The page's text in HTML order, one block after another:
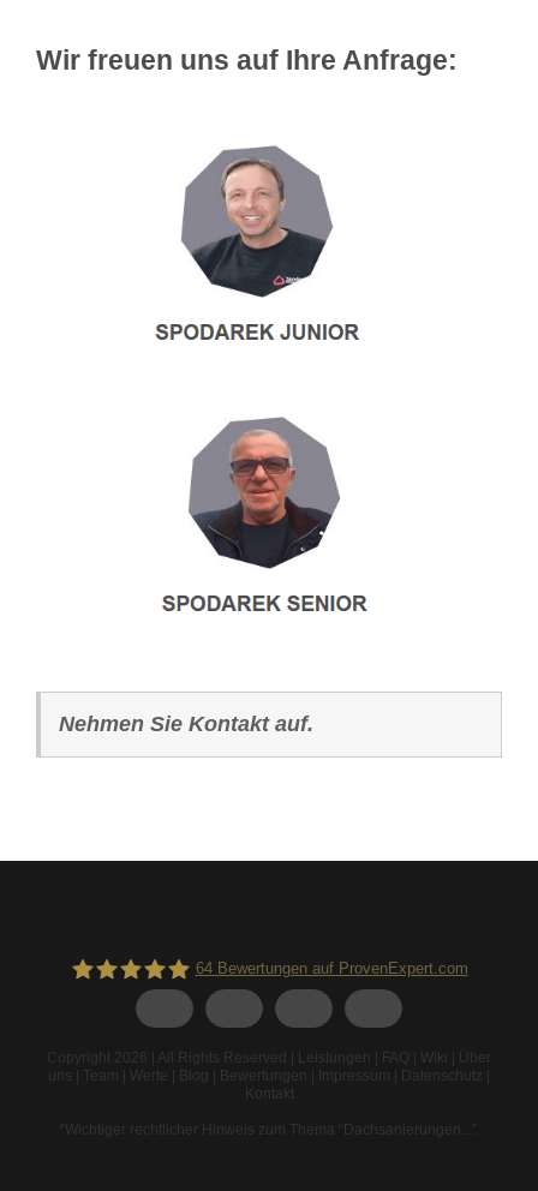
Wir freuen uns auf Ihre Anfrage:
Nehmen Sie Kontakt auf.
64Bewertungen auf ProvenExpert.com
Copyright 2026 | All Rights Reserved | Leistungen FAQ Wiki
Über
uns
Team Werte Blog Bewertungen Impressum Datenschutz
Kontakt
*Wichtiger rechtlicher Hinweis zum Thema “Dachsanierungen...” .